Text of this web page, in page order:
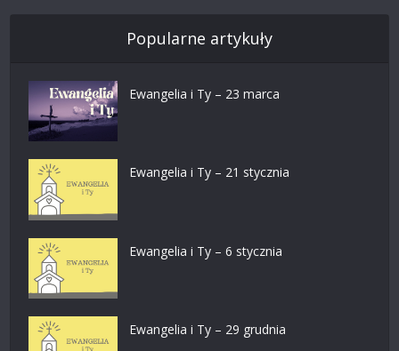
Popularne artykuły
Ewangelia i Ty – 23 marca
Ewangelia i Ty – 21 stycznia
Ewangelia i Ty – 6 stycznia
Ewangelia i Ty – 29 grudnia